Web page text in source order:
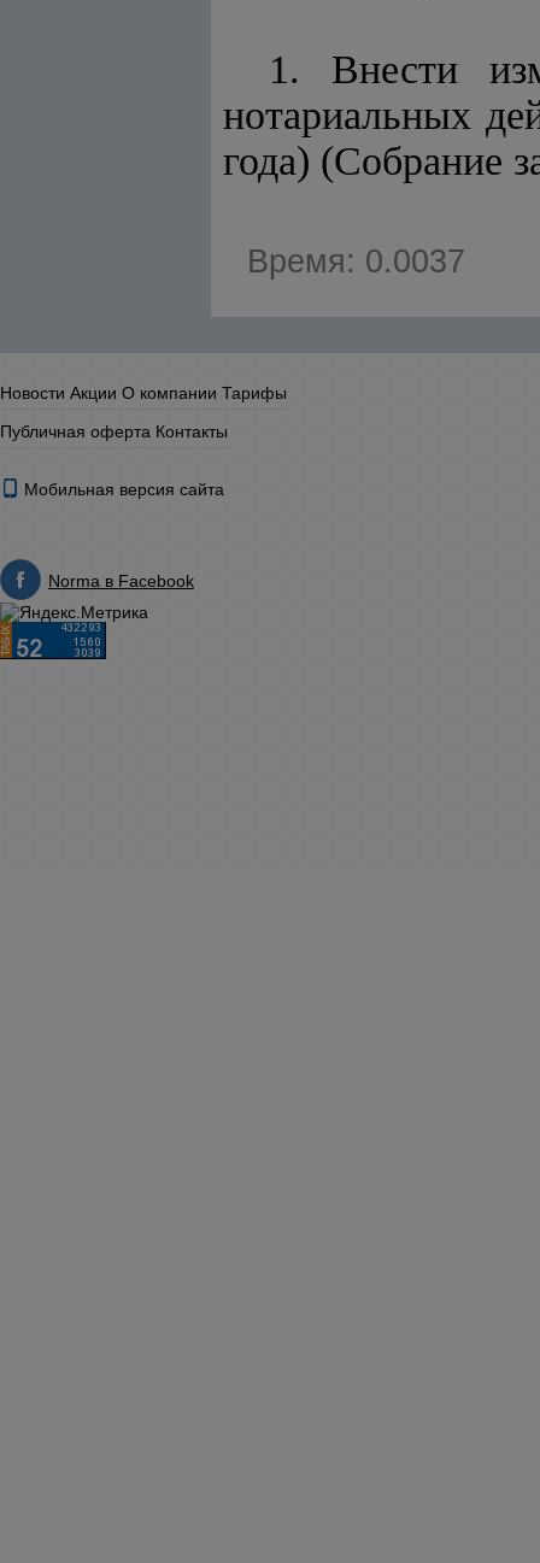
1. Внести
нотариальных
года) (Собрание
Время: 0.0037
Новости Акции О компании Тарифы
Публичная оферта Контакты
Мобильная версия сайта
Norma в Facebook